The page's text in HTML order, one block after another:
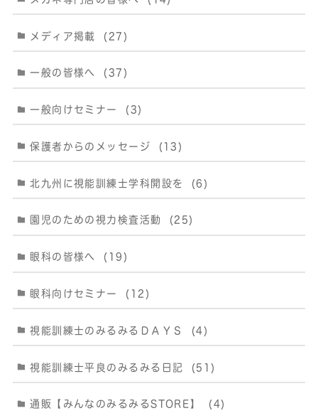
メディア掲載 (27)
一般の皆様へ (37)
一般向けセミナー (3)
保護者からのメッセージ (13)
北九州に視能訓練士学科開設を (6)
園児のための視力検査活動 (25)
眼科の皆様へ (19)
眼科向けセミナー (12)
視能訓練士のみるみるＤＡＹＳ (4)
視能訓練士平良のみるみる日記 (51)
通販【みんなのみるみるSTORE】 (4)